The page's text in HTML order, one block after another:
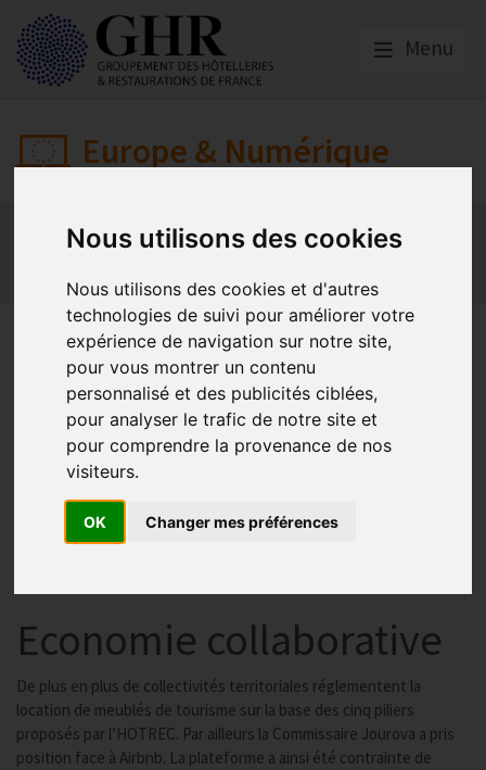
Nous utilisons des cookies
Nous utilisons des cookies et d'autres
technologies de suivi pour améliorer votre
expérience de navigation sur notre site,
pour vous montrer un contenu
personnalisé et des publicités ciblées,
pour analyser le trafic de notre site et
pour comprendre la provenance de nos
visiteurs.
OK Changer mes préférences
Menu
Europe & Numérique
Plateformes en ligne
Economie collaborative
Innovation et digitalisation
Mon Parc Num
Informatique Europe
Point sur l’état des dossiers
européens (fin 2018)
HOTREC
Lors de chaque Assemblée générale de l’HOTREC
Economie collaborative
De plus en plus de collectivités territoriales réglementent la
location de meublés de tourisme sur la base des cinq piliers
proposés par l’HOTREC. Par ailleurs la Commissaire Jourova a pris
position face à Airbnb. La plateforme a ainsi été contrainte de